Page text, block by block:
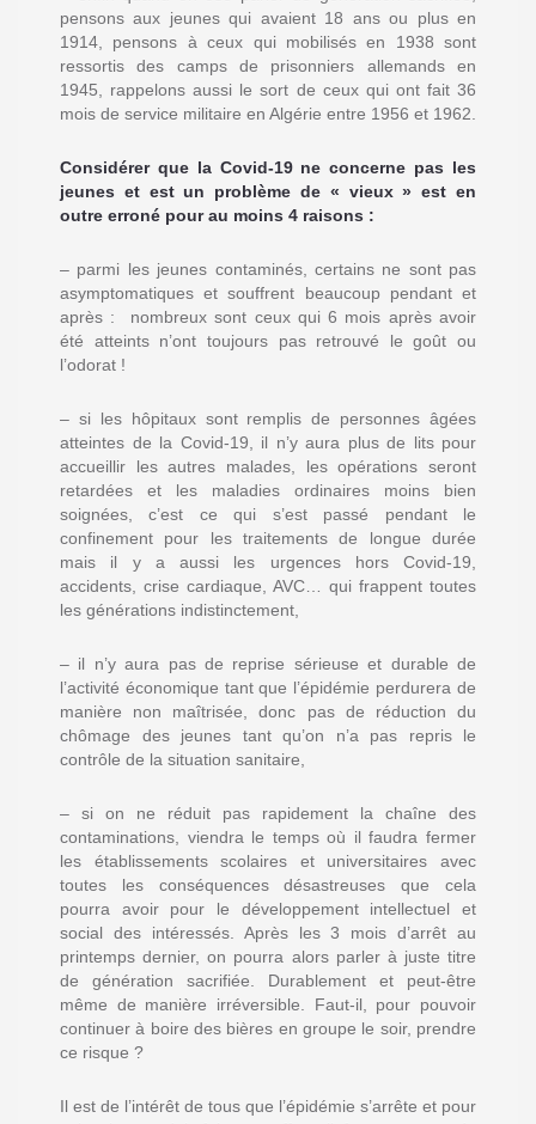
pensons aux jeunes qui avaient 18 ans ou plus en
1914, pensons à ceux qui mobilisés en 1938 sont
ressortis des camps de prisonniers allemands en
1945, rappelons aussi le sort de ceux qui ont fait 36
mois de service militaire en Algérie entre 1956 et 1962.
Considérer que la Covid-19 ne concerne pas les
jeunes et est un problème de « vieux » est en
outre erroné pour au moins 4 raisons :
– parmi les jeunes contaminés, certains ne sont pas
asymptomatiques et souffrent beaucoup pendant et
après : nombreux sont ceux qui 6 mois après avoir
été atteints n’ont toujours pas retrouvé le goût ou
l’odorat !
– si les hôpitaux sont remplis de personnes âgées
atteintes de la Covid-19, il n’y aura plus de lits pour
accueillir les autres malades, les opérations seront
retardées et les maladies ordinaires moins bien
soignées, c’est ce qui s’est passé pendant le
confinement pour les traitements de longue durée
mais il y a aussi les urgences hors Covid-19,
accidents, crise cardiaque, AVC… qui frappent toutes
les générations indistinctement,
– il n’y aura pas de reprise sérieuse et durable de
l’activité économique tant que l’épidémie perdurera de
manière non maîtrisée, donc pas de réduction du
chômage des jeunes tant qu’on n’a pas repris le
contrôle de la situation sanitaire,
– si on ne réduit pas rapidement la chaîne des
contaminations, viendra le temps où il faudra fermer
les établissements scolaires et universitaires avec
toutes les conséquences désastreuses que cela
pourra avoir pour le développement intellectuel et
social des intéressés. Après les 3 mois d’arrêt au
printemps dernier, on pourra alors parler à juste titre
de génération sacrifiée. Durablement et peut-être
même de manière irréversible. Faut-il, pour pouvoir
continuer à boire des bières en groupe le soir, prendre
ce risque ?
Il est de l’intérêt de tous que l’épidémie s’arrête et pour